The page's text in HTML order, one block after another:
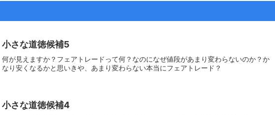
小さな道徳候補5
何が見えますか？フェアトレードって何？なのになぜ値段があまり変わらないのか？か
なり安くなるかと思いきや、あまり変わらない本当にフェアトレード？
小さな道徳候補4